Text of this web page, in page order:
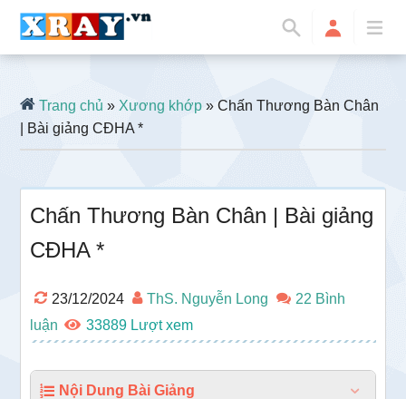
Trang chủ » Xương khớp » Chấn Thương Bàn Chân
| Bài giảng CĐHA *
Chấn Thương Bàn Chân | Bài giảng
CĐHA *
23/12/2024 ThS. Nguyễn Long
22 Bình
luận
33889
Nội Dung Bài Giảng